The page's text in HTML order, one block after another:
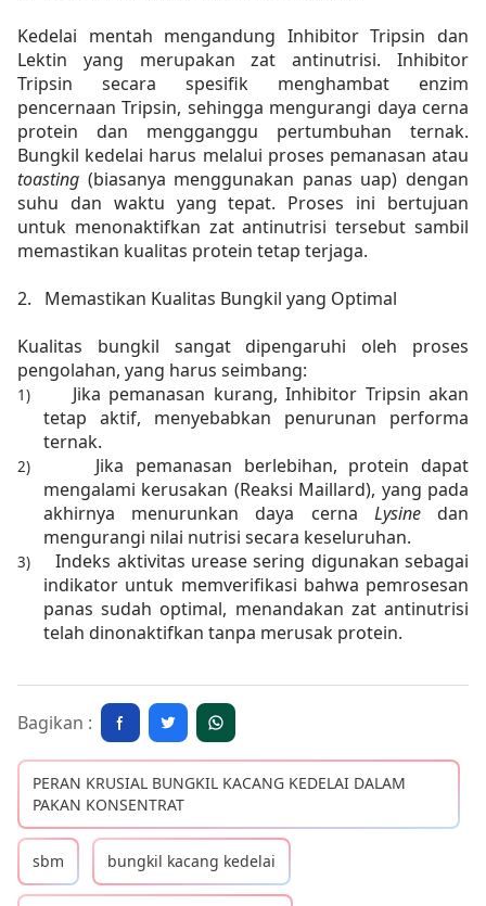
Kedelai mentah mengandung Inhibitor Tripsin dan
Lektin yang merupakan zat antinutrisi. Inhibitor
Tripsin secara spesifik menghambat enzim
pencernaan Tripsin, sehingga mengurangi daya cerna
protein dan mengganggu pertumbuhan ternak.
Bungkil kedelai harus melalui proses pemanasan atau
toasting (biasanya menggunakan panas uap) dengan
suhu dan waktu yang tepat. Proses ini bertujuan
untuk menonaktifkan zat antinutrisi tersebut sambil
memastikan kualitas protein tetap terjaga.
2.
Memastikan Kualitas Bungkil yang Optimal
Kualitas bungkil sangat dipengaruhi oleh proses
pengolahan, yang harus seimbang:
1)
Jika pemanasan kurang, Inhibitor Tripsin akan
tetap aktif, menyebabkan penurunan performa
ternak.
2)
Jika pemanasan berlebihan, protein dapat
mengalami kerusakan (Reaksi Maillard), yang pada
akhirnya menurunkan daya cerna Lysinedan
mengurangi nilai nutrisi secara keseluruhan.
3)
Indeks aktivitas urease sering digunakan sebagai
indikator untuk memverifikasi bahwa pemrosesan
panas sudah optimal, menandakan zat antinutrisi
telah dinonaktifkan tanpa merusak protein.
Bagikan :
PERAN KRUSIAL BUNGKIL KACANG KEDELAI DALAM
PAKAN KONSENTRAT
sbm bungkil kacang kedelai